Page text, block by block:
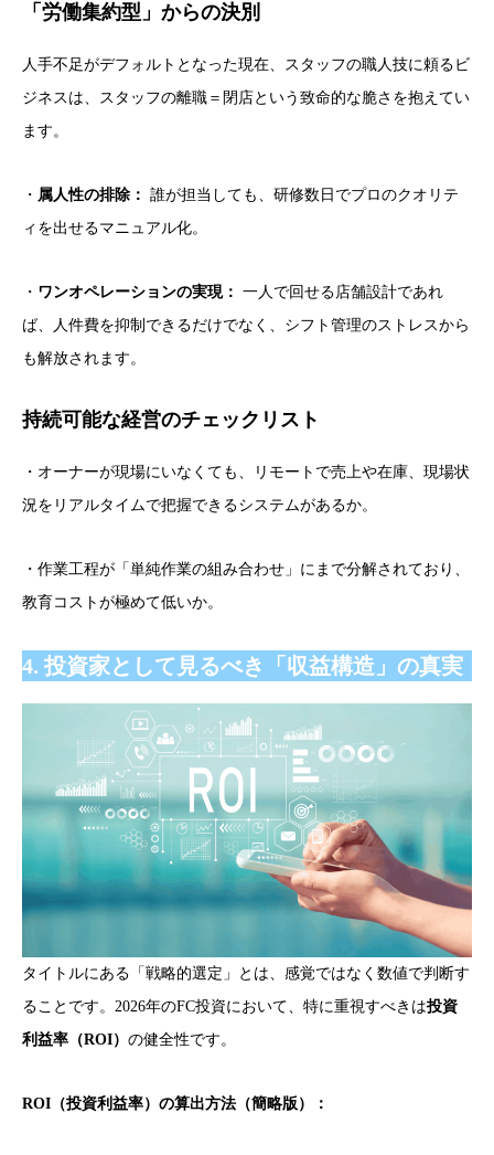
「労働集約型」からの決別
人手不足がデフォルトとなった現在、スタッフの職人技に頼るビ
ジネスは、スタッフの離職＝閉店という致命的な脆さを抱えてい
ます。
・ 属人性の排除： 誰が担当しても、研修数日でプロのクオリテ
ィを出せるマニュアル化。
・ ワンオペレーションの実現： 一人で回せる店舗設計であれ
ば、人件費を抑制できるだけでなく、シフト管理のストレスから
も解放されます。
持続可能な経営のチェックリスト
・オーナーが現場にいなくても、リモートで売上や在庫、現場状
況をリアルタイムで把握できるシステムがあるか。
・作業工程が「単純作業の組み合わせ」にまで分解されており、
教育コストが極めて低いか。
4. 投資家として見るべき「収益構造」の真実
タイトルにある「戦略的選定」とは、感覚ではなく数値で判断す
ることです。2026年のFC投資において、特に重視すべきは投資
利益率（ROI） の健全性です。
ROI（投資利益率）の算出方法（簡略版）：